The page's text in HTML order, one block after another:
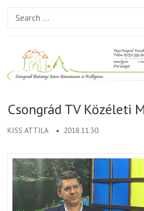
Search
for:
Gimnázium és
Csongrád TV Közéleti
KISS ATTILA 2018.11.30.